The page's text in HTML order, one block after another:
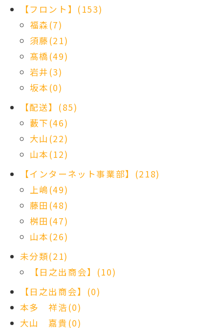
【フロント】(153)
福森(7)
須藤(21)
髙橋(49)
岩井(3)
坂本(0)
【配送】(85)
藪下(46)
大山(22)
山本(12)
【インターネット事業部】(218)
上嶋(49)
藤田(48)
桝田(47)
山本(26)
未分類(21)
【日之出商会】(10)
【日之出商会】(0)
本多 祥浩(0)
大山 嘉貴(0)